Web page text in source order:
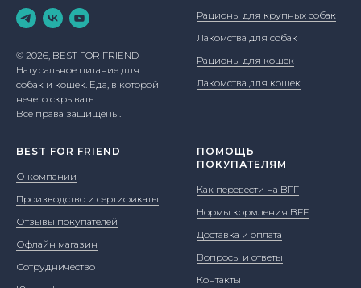
© 2026, BEST FOR FRIEND
Натуральное питание для
собак и кошек. Еда, в которой
нечего скрывать.
Все права защищены.
Рационы для крупных собак
Лакомства для собак
Рационы для кошек
Лакомства для кошек
BEST FOR FRIEND
О компании
Производство и сертификаты
Отзывы покупателей
Офлайн магазин
Сотрудничество
ПОМОЩЬ
ПОКУПАТЕЛЯМ
Как перевести на BFF
Нормы кормления BFF
Доставка и оплата
Вопросы и ответы
Контакты